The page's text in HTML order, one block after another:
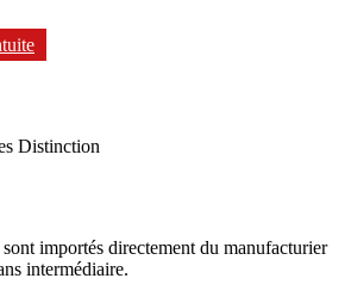
Distinction
importés directement du manufacturier
intermédiaire.